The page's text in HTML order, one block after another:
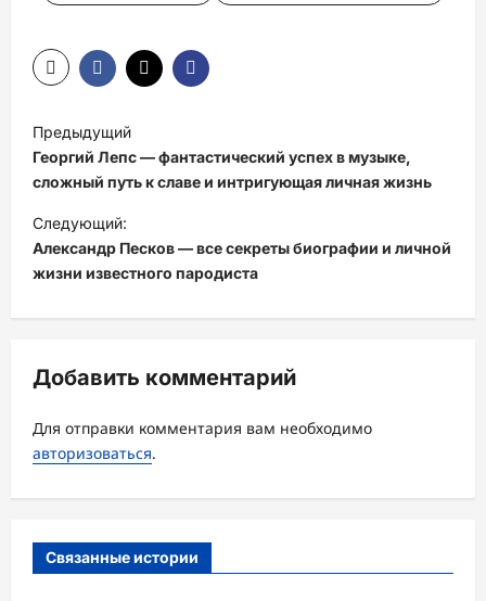
а
в
и
г
а
ц
я
з
а
Предыдущий
Георгий Лепс — фантастический успех в музыке,
сложный путь к славе и интригующая личная жизнь
Следующий:
Александр Песков — все секреты биографии и личной
жизни известного пародиста
Добавить комментарий
Для отправки комментария вам необходимо
авторизоваться.
Связанные истории